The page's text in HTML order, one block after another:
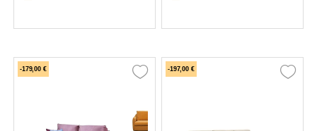
-179,00 € -197,00 €